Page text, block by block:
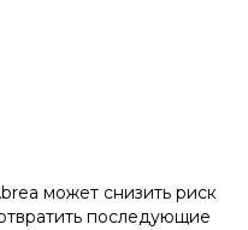
может снизить риск
последующие